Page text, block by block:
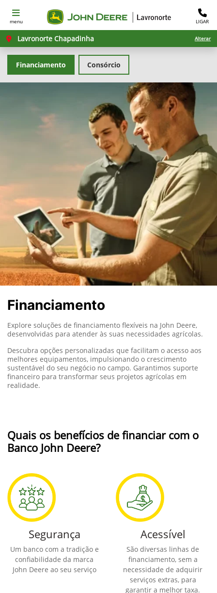
menu LIGAR
Lavronorte Chapadinha Alterar
Consórcio
Financiamento
Financiamento
Explore soluções de financiamento flexíveis na John Deere,
desenvolvidas para atender às suas necessidades agrícolas.
Descubra opções personalizadas que facilitam o acesso aos
melhores equipamentos, impulsionando o crescimento
sustentável do seu negócio no campo. Garantimos suporte
financeiro para transformar seus projetos agrícolas em
realidade.
Quais os benefícios de financiar com o
Banco John Deere?
Segurança
Um banco com a tradição e
confiabilidade da marca
John Deere ao seu serviço
Acessível
São diversas linhas de
financiamento, sem a
necessidade de adquirir
serviços extras, para
garantir a melhor taxa.